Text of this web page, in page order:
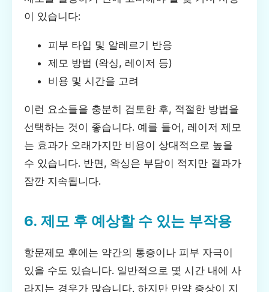
이 있습니다:
피부 타입 및 알레르기 반응
제모 방법 (왁싱, 레이저 등)
비용 및 시간을 고려
이런 요소들을 충분히 검토한 후, 적절한 방법을
선택하는 것이 좋습니다. 예를 들어, 레이저 제모
는 효과가 오래가지만 비용이 상대적으로 높을
수 있습니다. 반면, 왁싱은 부담이 적지만 결과가
잠깐 지속됩니다.
6. 제모 후 예상할 수 있는 부작용
항문제모 후에는 약간의 통증이나 피부 자극이
있을 수도 있습니다. 일반적으로 몇 시간 내에 사
라지는 경우가 많습니다. 하지만 만약 증상이 지